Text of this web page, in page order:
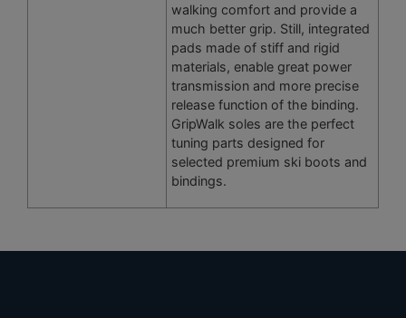
walking comfort and provide a
much better grip. Still, integrated
pads made of stiff and rigid
materials, enable great power
transmission and more precise
release function of the binding.
GripWalk soles are the perfect
tuning parts designed for
selected premium ski boots and
bindings.